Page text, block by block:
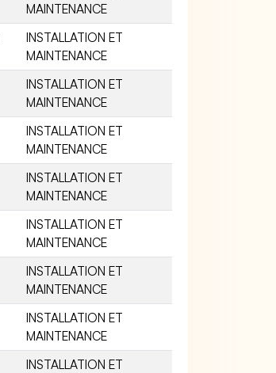
MAINTENANCE
INSTALLATION ET
MAINTENANCE
INSTALLATION ET
MAINTENANCE
INSTALLATION ET
MAINTENANCE
INSTALLATION ET
MAINTENANCE
INSTALLATION ET
MAINTENANCE
INSTALLATION ET
MAINTENANCE
INSTALLATION ET
MAINTENANCE
INSTALLATION ET